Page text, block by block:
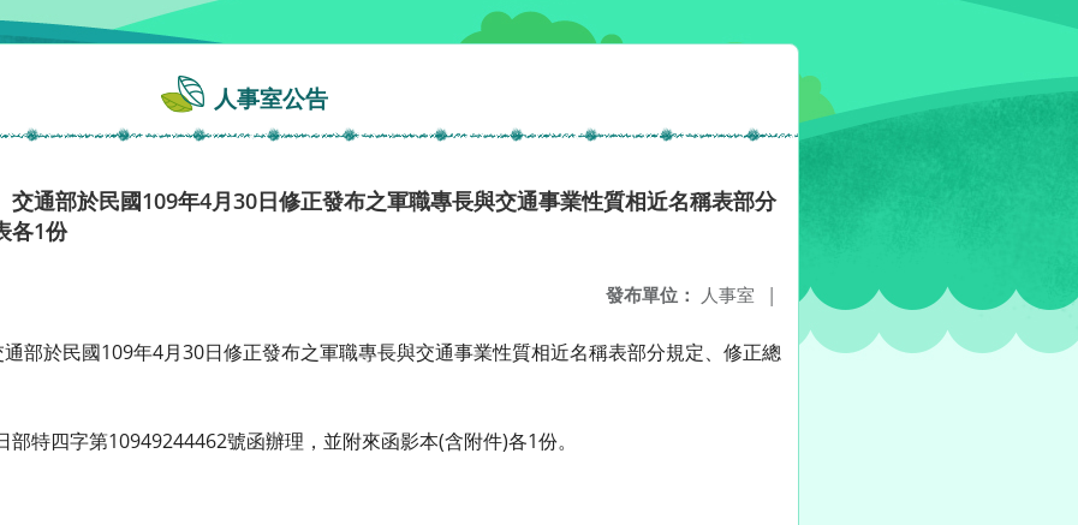
人事室公告
交通部於民國109年4月30日修正發布之軍職專長與交通事業性質相近名稱表部分
各1份
發布單位： 人事室 |
部於民國109年4月30日修正發布之軍職專長與交通事業性質相近名稱表部分規定、修正總
特四字第10949244462號函辦理，並附來函影本(含附件)各1份。